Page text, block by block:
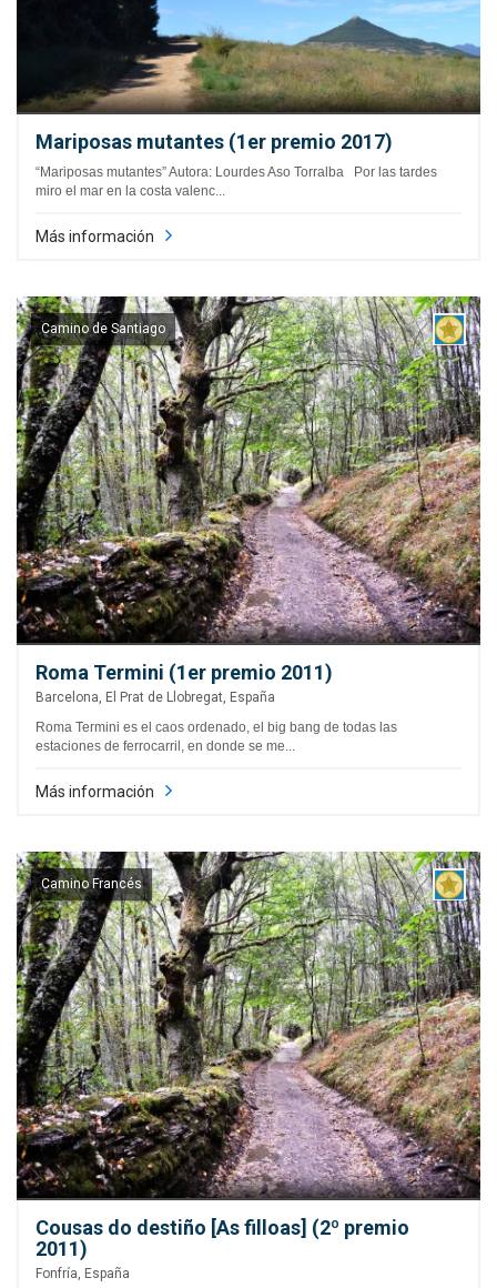
Mariposas mutantes (1er premio 2017)
“Mariposas mutantes” Autora: Lourdes Aso Torralba Por las tardes
miro el mar en la costa valenc...
Más información
Camino de Santiago
Roma Termini (1er premio 2011)
Barcelona, El Prat de Llobregat, España
Roma Termini es el caos ordenado, el big bang de todas las
estaciones de ferrocarril, en donde se me...
Más información
Camino Francés
Cousas do destiño [As filloas] (2º premio
2011)
Fonfría, España